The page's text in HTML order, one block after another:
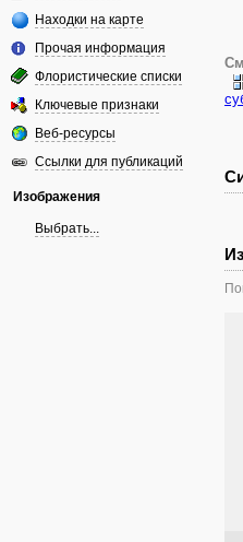
Находки на карте
Прочая информация
Флористические списки
Ключевые признаки
Веб-ресурсы
Ссылки для публикаций
Изображения
Выбрать...